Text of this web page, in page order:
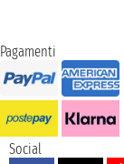
Pagamenti
Social